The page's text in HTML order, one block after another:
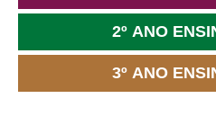
2º ANO
3º ANO